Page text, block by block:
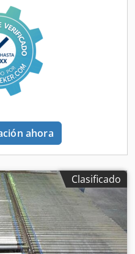
motorizada por
las barras horizontales de
de programación y control
ahora
Clasificado